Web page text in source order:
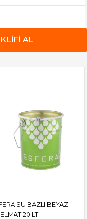
BAZLI BEYAZ
20 LT